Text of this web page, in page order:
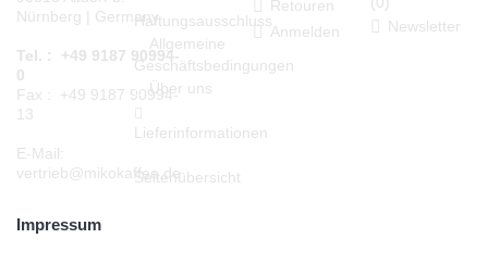
Nürnberg | Germany
Tel. : +49 9187 90994-
0
Fax : +49 9187 90994-
13
E-Mail:
vertrieb@mikokaffee.de
Haftungsausschluss
Allgemeine
Geschäftsbedingungen
Über uns
Lieferinformationen
Seitenübersicht
Retouren
Anmelden
Newsletter
Impressum